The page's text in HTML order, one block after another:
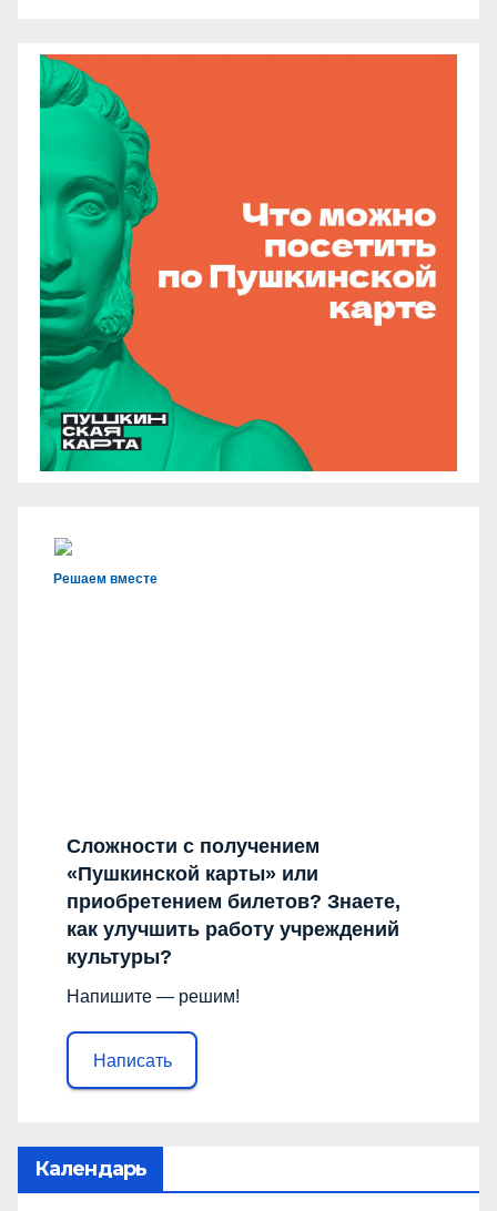
Решаем вместе
Сложности с получением
«Пушкинской карты» или
приобретением билетов? Знаете,
как улучшить работу учреждений
культуры?
Напишите — решим!
Написать
Календарь